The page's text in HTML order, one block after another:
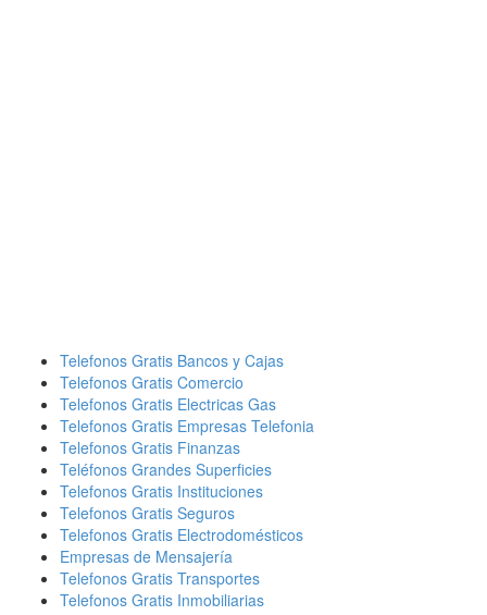
Telefonos Gratis Bancos y Cajas
Telefonos Gratis Comercio
Telefonos Gratis Electricas Gas
Telefonos Gratis Empresas Telefonia
Telefonos Gratis Finanzas
Teléfonos Grandes Superficies
Telefonos Gratis Instituciones
Telefonos Gratis Seguros
Telefonos Gratis Electrodomésticos
Empresas de Mensajería
Telefonos Gratis Transportes
Telefonos Gratis Inmobiliarias